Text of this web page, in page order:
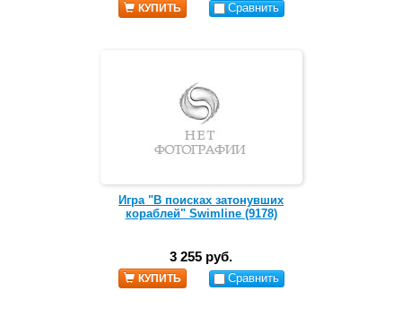
КУПИТЬ
Сравнить
Игра "В поисках затонувших
кораблей" Swimline (9178)
3 255 руб.
КУПИТЬ Сравнить